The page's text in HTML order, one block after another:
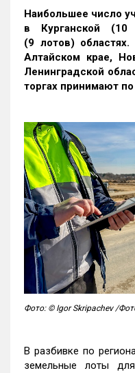
Наибольшее число
в Курганской (10
(9 лотов)
Алтайском крае,
Ленинградской
торгах принимают
Фото: © Igor Skripachev /
В разбивке по
земельные лоты